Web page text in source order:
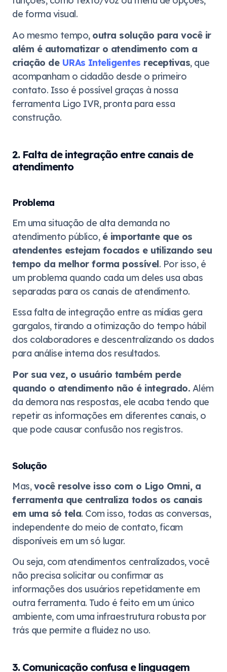
de forma visual.
Ao mesmo tempo, outra solução para você ir
além é automatizar o atendimento com a
criação de URAs Inteligentes receptivas, que
acompanham o cidadão desde o primeiro
contato. Isso é possível graças à nossa
ferramenta Ligo IVR, pronta para essa
construção.
2. Falta de integração entre canais de
atendimento
Problema
Em uma situação de alta demanda no
atendimento público, é importante que os
atendentes estejam focados e utilizando seu
tempo da melhor forma possível. Por isso, é
um problema quando cada um deles usa abas
separadas para os canais de atendimento.
Essa falta de integração entre as mídias gera
gargalos, tirando a otimização do tempo hábil
dos colaboradores e descentralizando os dados
para análise interna dos resultados.
Por sua vez, o usuário também perde
quando o atendimento não é integrado. Além
da demora nas respostas, ele acaba tendo que
repetir as informações em diferentes canais, o
que pode causar confusão nos registros.
Solução
Mas, você resolve isso com o Ligo Omni, a
ferramenta que centraliza todos os canais
em uma só tela. Com isso, todas as conversas,
independente do meio de contato, ficam
disponíveis em um só lugar.
Ou seja, com atendimentos centralizados, você
não precisa solicitar ou confirmar as
informações dos usuários repetidamente em
outra ferramenta. Tudo é feito em um único
ambiente, com uma infraestrutura robusta por
trás que permite a fluidez no uso.
3. Comunicação confusa e linguagem